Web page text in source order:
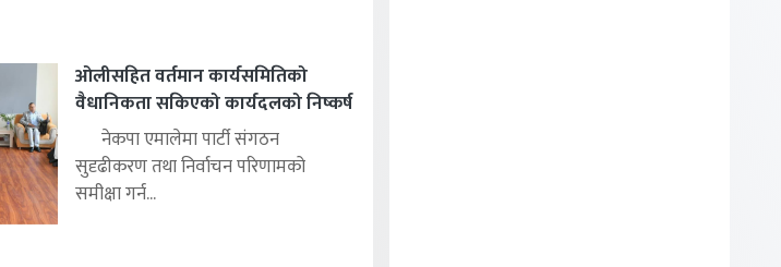
ओलीसहित वर्तमान कार्यसमितिको
वैधानिकता सकिएको कार्यदलको निष्कर्ष
नेकपा एमालेमा पार्टी संगठन
सुदृढीकरण तथा निर्वाचन परिणामको
समीक्षा गर्न...